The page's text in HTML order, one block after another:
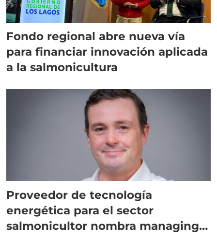
Fondo regional abre nueva vía
para financiar innovación aplicada
a la salmonicultura
Proveedor de tecnología
energética para el sector
salmonicultor nombra managing